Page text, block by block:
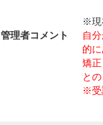
※現
管理者コメント
自
的
矯
との
※受